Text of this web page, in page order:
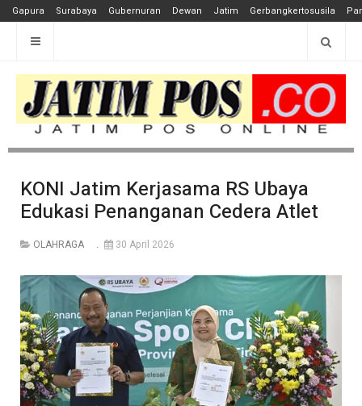
Gapura Surabaya Gubernuran Dewan Jatim Gerbangkertosusila
KONI Jatim Kerjasama RS Ubaya
Edukasi Penanganan Cedera Atlet
OLAHRAGA 30 April 2026